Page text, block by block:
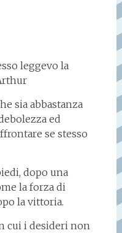
leggevo la
sia abbastanza
ed
se stesso
dopo una
la forza di
la vittoria.
cui i desideri non